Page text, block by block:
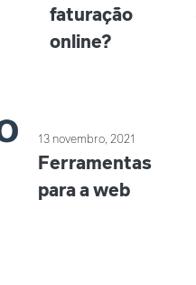
faturação
online?
13 novembro, 2021
Ferramentas
para a web